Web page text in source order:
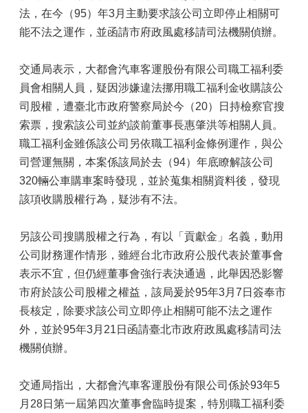
法，在今（95）年3月主動要求該公司立即停止相關可
能不法之運作，並函請市府政風處移請司法機關偵辦。
交通局表示，大都會汽車客運股份有限公司職工福利委
員會相關人員，疑因涉嫌違法挪用職工福利金收購該公
司股權，遭臺北市政府警察局於今（20）日持檢察官搜
索票，搜索該公司並約談前董事長惠肇洪等相關人員。
職工福利金雖係該公司另依職工福利金條例運作，與公
司營運無關，本案係該局於去（94）年底瞭解該公司
320輛公車購車案時發現，並於蒐集相關資料後，發現
該項收購股權行為，疑涉有不法。
另該公司搜購股權之行為，有以「貢獻金」名義，動用
公司財務運作情形，雖經台北市政府公股代表於董事會
表示不宜，但仍經董事會強行表決通過，此舉因恐影響
市府於該公司股權之權益，該局爰於95年3月7日簽奉市
長核定，除要求該公司立即停止相關可能不法之運作
外，並於95年3月21日函請臺北市政府政風處移請司法
機關偵辦。
交通局指出，大都會汽車客運股份有限公司係於93年5
月28日第一屆第四次董事會臨時提案，特別職工福利委